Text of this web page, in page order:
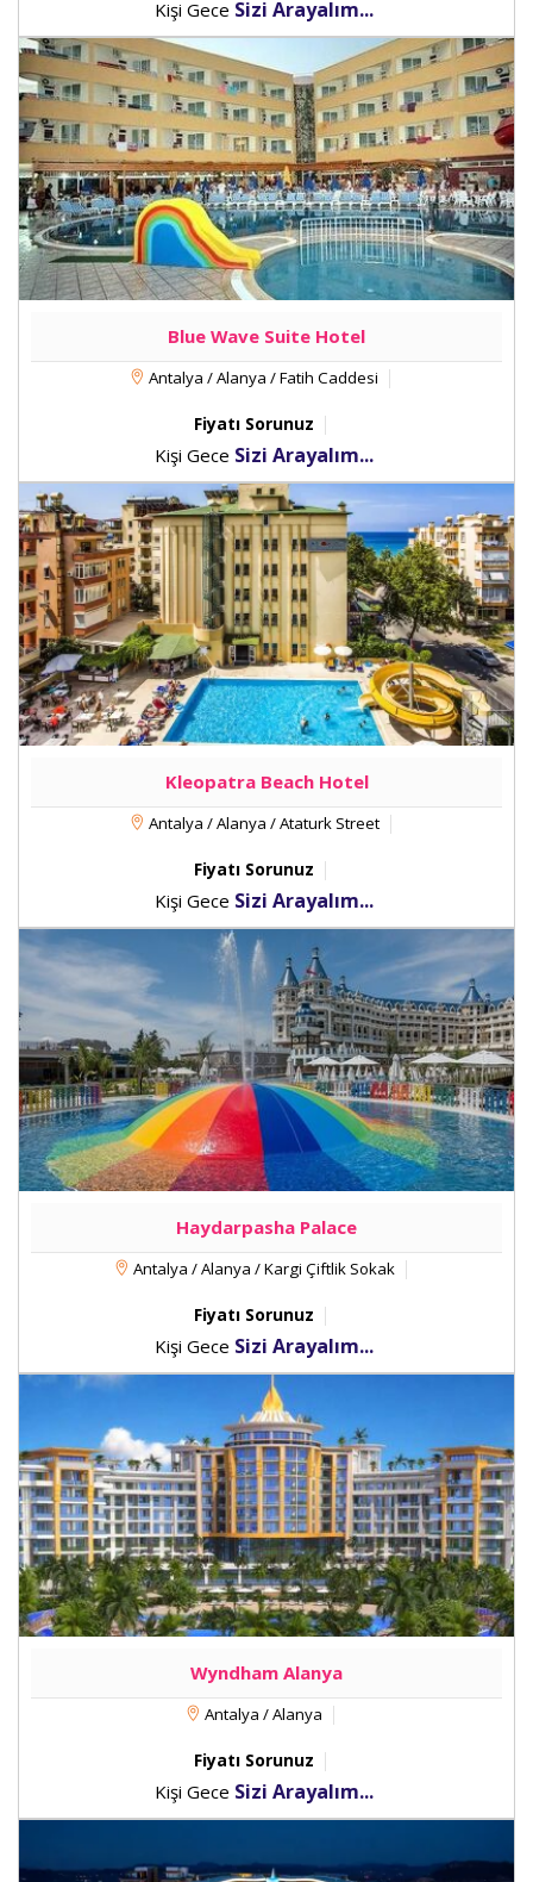
Kişi Gece Sizi Arayalım...
Blue Wave Suite Hotel
Antalya / Alanya / Fatih Caddesi
Fiyatı Sorunuz
Kişi Gece Sizi Arayalım...
Kleopatra Beach Hotel
Antalya / Alanya / Ataturk Street
Fiyatı Sorunuz
Kişi Gece Sizi Arayalım...
Haydarpasha Palace
Antalya / Alanya / Kargi Çiftlik Sokak
Fiyatı Sorunuz
Kişi Gece Sizi Arayalım...
Wyndham Alanya
Antalya / Alanya
Fiyatı Sorunuz
Kişi Gece Sizi Arayalım...